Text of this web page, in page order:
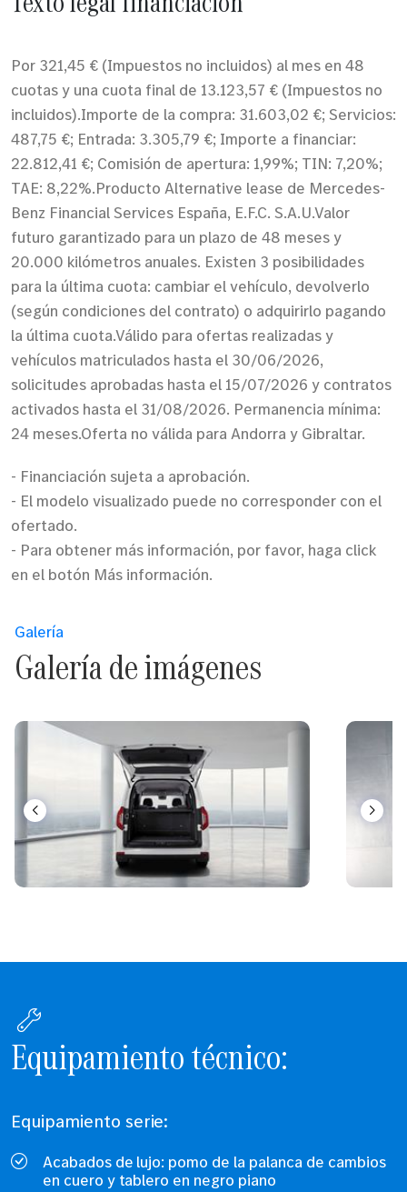
Por 321,45 € (Impuestos no incluidos) al mes en 48
cuotas y una cuota final de 13.123,57 € (Impuestos no
incluidos).Importe de la compra: 31.603,02 €; Servicios:
487,75 €; Entrada: 3.305,79 €; Importe a financiar:
22.812,41 €; Comisión de apertura: 1,99%; TIN: 7,20%;
TAE: 8,22%.Producto Alternative lease de Mercedes-
Benz Financial Services España, E.F.C. S.A.U.Valor
futuro garantizado para un plazo de 48 meses y
20.000 kilómetros anuales. Existen 3 posibilidades
para la última cuota: cambiar el vehículo, devolverlo
(según condiciones del contrato) o adquirirlo pagando
la última cuota.Válido para ofertas realizadas y
vehículos matriculados hasta el 30/06/2026,
solicitudes aprobadas hasta el 15/07/2026 y contratos
activados hasta el 31/08/2026. Permanencia mínima:
24 meses.Oferta no válida para Andorra y Gibraltar.
- Financiación sujeta a aprobación.
- El modelo visualizado puede no corresponder con el
ofertado.
- Para obtener más información, por favor, haga click
en el botón Más información.
Galería
Galería de imágenes
Equipamiento técnico:
Equipamiento serie:
Acabados de lujo: pomo de la palanca de cambios
en cuero y tablero en negro piano